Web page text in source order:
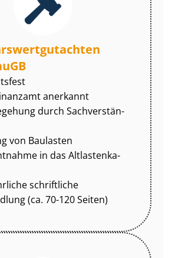
anerkannt
durch Sach­ver­stän­
von Baulasten
in das Alt­las­ten­ka­
schriftliche
(ca. 70-120 Seiten)